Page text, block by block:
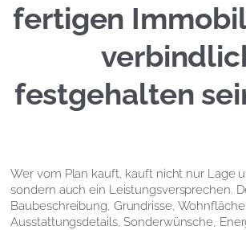
fertigen
festgehalten
Wer vom Plan kauft, kauft nicht nur Lage
sondern auch ein Leistungsversprechen.
Baubeschreibung, Grundrisse,
Ausstattungsdetails, Sonderwünsche,